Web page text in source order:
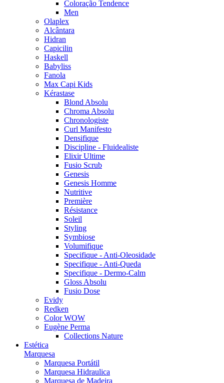
Coloração Tendence
Men
Olaplex
Alcântara
Hidran
Capicilin
Haskell
Babyliss
Fanola
Max Capi Kids
Kérastase
Blond Absolu
Chroma Absolu
Chronologiste
Curl Manifesto
Densifique
Discipline - Fluidealiste
Elixir Ultime
Fusio Scrub
Genesis
Genesis Homme
Nutritive
Première
Résistance
Soleil
Styling
Symbiose
Volumifique
Specifique - Anti-Oleosidade
Specifique - Anti-Queda
Specifique - Dermo-Calm
Gloss Absolu
Fusio Dose
Evidy
Redken
Color WOW
Eugène Perma
Collections Nature
Estética
Marquesa
Marquesa Portátil
Marquesa Hidraulica
Marquesa de Madeira